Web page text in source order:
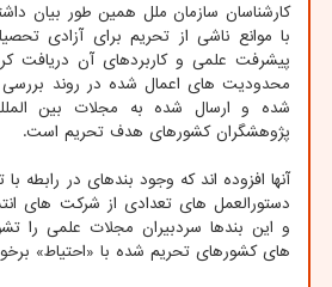
کارشناسان سازمان ملل همین طور بیان
با موانع ناشی از تحریم برای آزادی
پیشرفت علمی و کاربردهای آن دریافت
محدودیت های اعمال شده در روند بررسی
شده و ارسال شده به مجلات بین
پژوهشگران کشورهای هدف تحریم است.
آنها افزوده اند که وجود بندهای در رابطه
دستورالعمل های تعدادی از شرکت های
و این بندها سردبیران مجلات علمی را
های کشورهای تحریم شده با «احتیاط»